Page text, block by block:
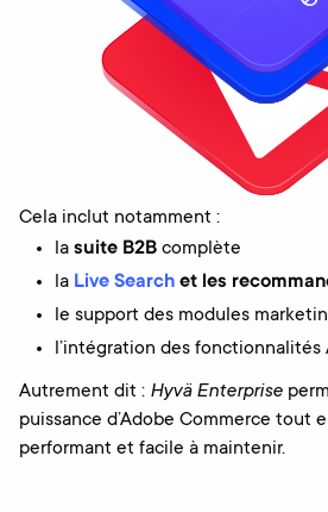
Cela inclut notamment :
la suite B2B complète
la Live Search et les
le support des modules
l’intégration des fonctionnalités
Autrement dit : Hyvä Enterprise
puissance d’Adobe Commerce tout
performant et facile à maintenir.